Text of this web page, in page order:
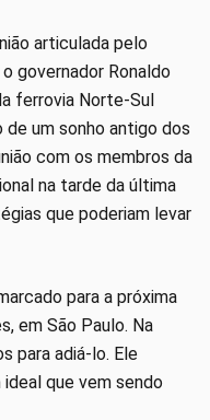
articulada pelo
governador Ronaldo
ferrovia Norte-Sul
de um sonho antigo dos
com os membros da
na tarde da última
que poderiam levar
para a próxima
em São Paulo. Na
para adiá-lo. Ele
que vem sendo